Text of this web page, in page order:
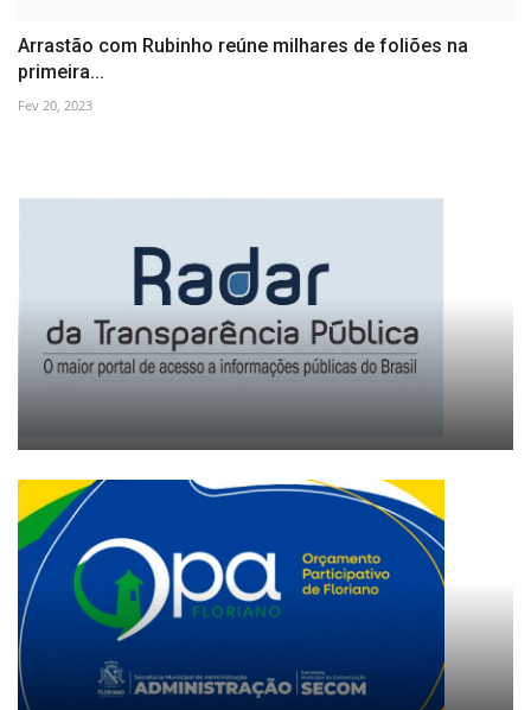
Arrastão com Rubinho reúne milhares de foliões na
primeira...
Fev 20, 2023